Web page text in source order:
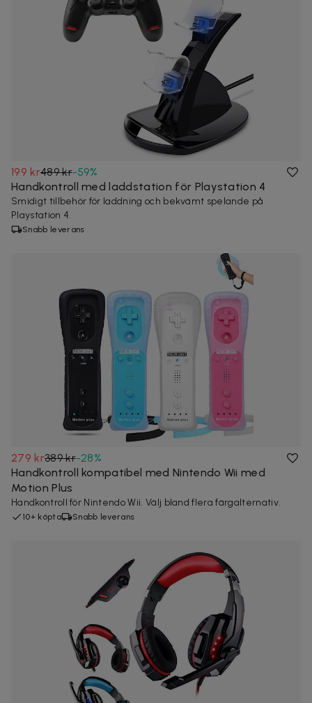
199 kr489 kr-59%
Handkontroll med laddstation för Playstation 4
Smidigt tillbehör för laddning och bekvämt spelande på
Playstation 4.
Snabb leverans
279 kr389 kr-28%
Handkontroll kompatibel med Nintendo Wii med
Motion Plus
Handkontroll för Nintendo Wii. Välj bland flera färgalternativ.
10+ köpta Snabb leverans